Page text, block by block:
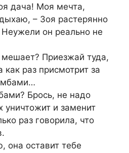
дача! Моя мечта,
– Зоя растерянно
он реально не
мешает? Приезжай туда,
раз присмотрит за
Брось, не надо
уничтожит и заменит
раз говорила, что
она оставит тебе